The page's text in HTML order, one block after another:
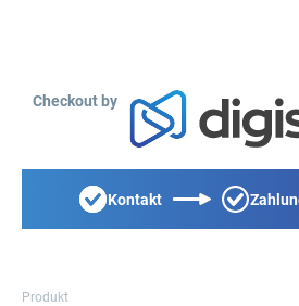
Checkout by
Kontakt
Produkt